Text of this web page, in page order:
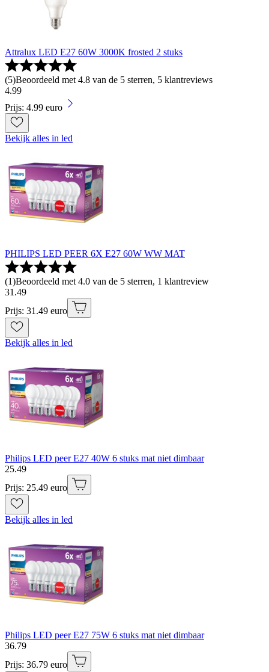
Attralux LED E27 60W 3000K frosted 2 stuks
(5)Beoordeeld met 4.8 van de 5 sterren, 5 klantreviews
4.99
Prijs: 4.99 euro
Bekijk alles in led
PHILIPS LED PEER 6X E27 60W WW MAT
(1)Beoordeeld met 4.0 van de 5 sterren, 1 klantreview
31 .49
Prijs: 31.49 euro
Bekijk alles in led
Philips LED peer E27 40W 6 stuks mat niet dimbaar
25.49
Prijs: 25.49 euro
Bekijk alles in led
Philips LED peer E27 75W 6 stuks mat niet dimbaar
36.79
Prijs: 36.79 euro